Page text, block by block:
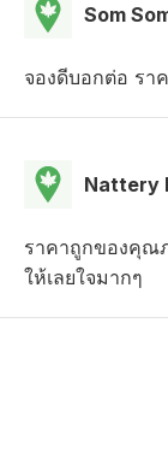
Som
จองดีบอกต่อ รา
Nattery
ราคาถูกของคุณ
ให้เลยใจมากๆ